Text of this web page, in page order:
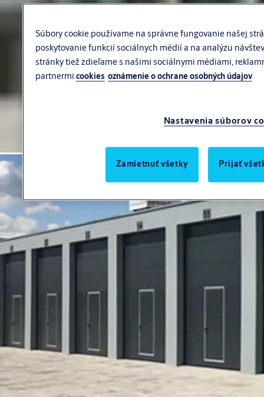
Súbory cookie používame na správne fungovanie našej
poskytovanie funkcií sociálnych médií a na analýzu
stránky tiež zdieľame s našimi sociálnymi médiami,
partnermi.cookies oznámenie o ochrane osobných údajov
Nastavenia súborov
Zamietnuť všetky Prijať